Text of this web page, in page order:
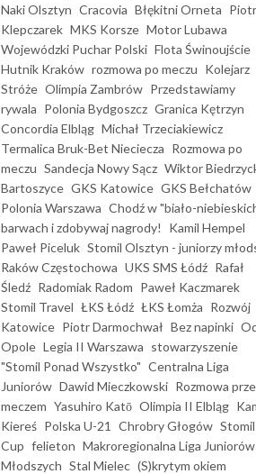
Naki Olsztyn Cracovia Błękitni Orneta Piotr
Klepczarek MKS Korsze Motor Lubawa
Wojewódzki Puchar Polski Flota Świnoujście
Hutnik Kraków rozmowa po meczu Kolejarz
Stróże Olimpia Zambrów Przedstawiamy
rywala Polonia Bydgoszcz Granica Kętrzyn
Concordia Elbląg Michał Trzeciakiewicz
Termalica Bruk-Bet Nieciecza Rozmowa po
meczu Sandecja Nowy Sącz Wiktor
Bartoszyce GKS Katowice GKS Bełchatów
Polonia Warszawa Chodź w "biało-
barwach i zdobywaj nagrody!
Kamil Hempel
Paweł Piceluk Stomil Olsztyn - juniorzy
Raków Częstochowa UKS SMS Łódź Rafał
Śledź Radomiak Radom Paweł Kaczmarek
Stomil Travel ŁKS Łódź ŁKS Łomża Rozwój
Katowice Piotr Darmochwał Bez napinki
Opole Legia II Warszawa stowarzyszenie
"Stomil Ponad Wszystko" Centralna Liga
Juniorów Dawid Mieczkowski Rozmowa
meczem Yasuhiro Katō Olimpia II Elbląg
Kiereś Polska U-21 Chrobry Głogów Stomil
Cup felieton Makroregionalna Liga Juniorów
Młodszych Stal Mielec (S)krytym okiem